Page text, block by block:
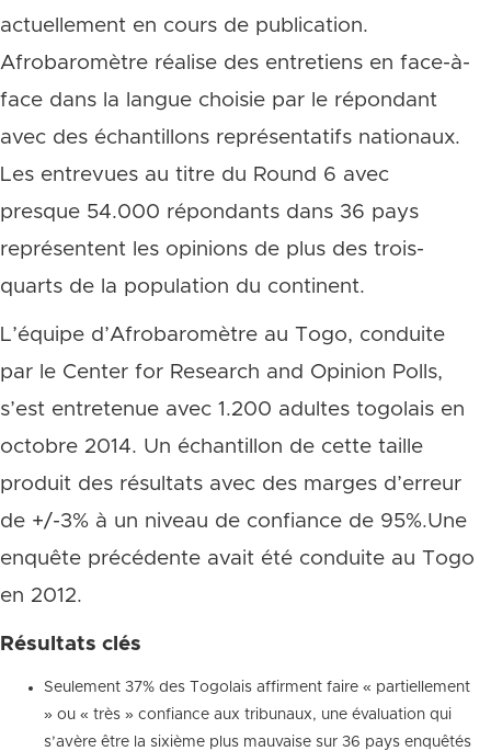
actuellement en cours de publication.
Afrobaromètre réalise des entretiens en face-à-
face dans la langue choisie par le répondant
avec des échantillons représentatifs nationaux.
Les entrevues au titre du Round 6 avec
presque 54.000 répondants dans 36 pays
représentent les opinions de plus des trois-
quarts de la population du continent.
L’équipe d’Afrobaromètre au Togo, conduite
par le Center for Research and Opinion Polls,
s’est entretenue avec 1.200 adultes togolais en
octobre 2014. Un échantillon de cette taille
produit des résultats avec des marges d’erreur
de +/-3% à un niveau de confiance de 95%.Une
enquête précédente avait été conduite au Togo
en 2012.
Résultats clés
Seulement 37% des Togolais affirment faire « partiellement
» ou « très » confiance aux tribunaux, une évaluation qui
s’avère être la sixième plus mauvaise sur 36 pays enquêtés